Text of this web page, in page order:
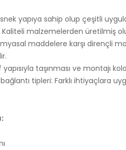
yapıya sahip olup çeşitli
Kaliteli malzemelerden üretilmiş
maddelere karşı dirençli
taşınması ve montajı
tipleri: Farklı ihtiyaçlara